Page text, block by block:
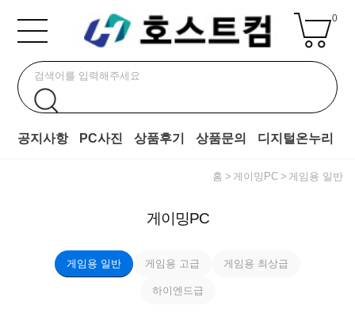
0
공지사항 PC사진 상품후기 상품문의 디지털온누리
홈 게이밍PC 게임용 일반
게이밍PC
게임용 일반 게임용 고급 게임용 최상급
하이엔드급